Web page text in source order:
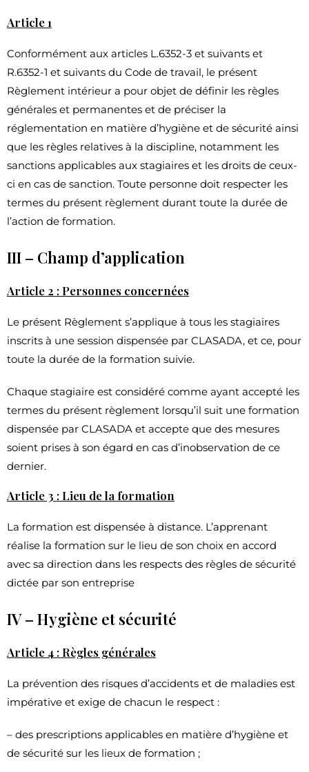
Article 1
Conformément aux articles L.6352-3 et suivants et
R.6352-1 et suivants du Code de travail, le présent
Règlement intérieur a pour objet de définir les règles
générales et permanentes et de préciser la
réglementation en matière d’hygiène et de sécurité ainsi
que les règles relatives à la discipline, notamment les
sanctions applicables aux stagiaires et les droits de ceux-
ci en cas de sanction. Toute personne doit respecter les
termes du présent règlement durant toute la durée de
l’action de formation.
III – Champ d’application
Article 2 : Personnes concernées
Le présent Règlement s’applique à tous les stagiaires
inscrits à une session dispensée par CLASADA, et ce, pour
toute la durée de la formation suivie.
Chaque stagiaire est considéré comme ayant accepté les
termes du présent règlement lorsqu’il suit une formation
dispensée par CLASADA et accepte que des mesures
soient prises à son égard en cas d’inobservation de ce
dernier.
Article 3 : Lieu de la formation
La formation est dispensée à distance. L’apprenant
réalise la formation sur le lieu de son choix en accord
avec sa direction dans les respects des règles de sécurité
dictée par son entreprise
IV – Hygiène et sécurité
Article 4 : Règles générales
La prévention des risques d’accidents et de maladies est
impérative et exige de chacun le respect :
– des prescriptions applicables en matière d’hygiène et
de sécurité sur les lieux de formation ;